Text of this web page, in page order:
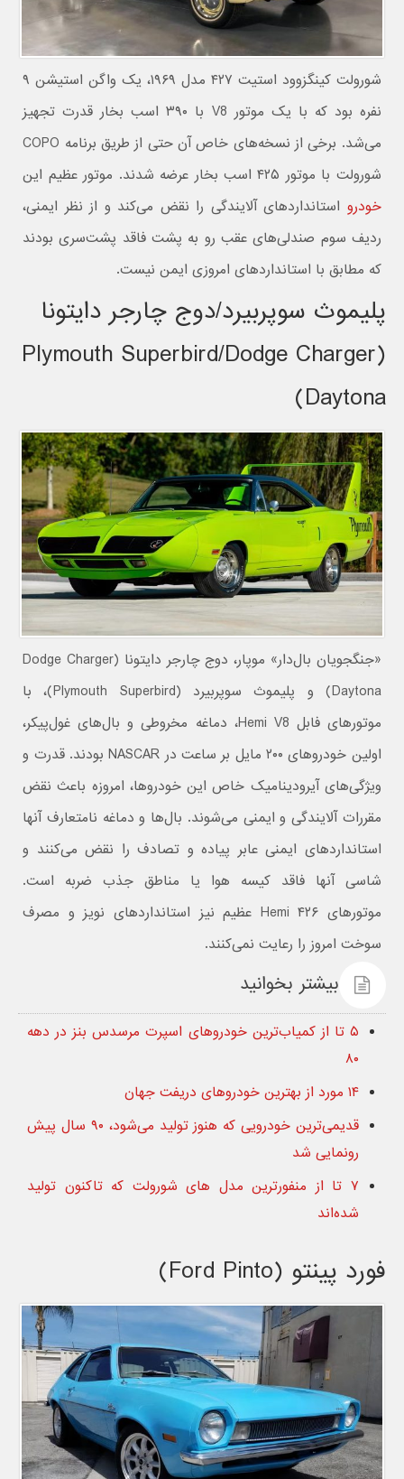
شورولت کینگزوود استیت ۴۲۷ مدل ۱۹۶۹، یک واگن استیشن ۹
نفره بود که با یک موتور V8 با ۳۹۰ اسب بخار قدرت تجهیز
می‌شد. برخی از نسخه‌های خاص آن حتی از طریق برنامه COPO
شورولت با موتور ۴۲۵ اسب بخار عرضه شدند. موتور عظیم این
خودرو استانداردهای آلایندگی را نقض می‌کند و از نظر ایمنی،
ردیف سوم صندلی‌های عقب رو به پشت فاقد پشت‌سری بودند
که مطابق با استانداردهای امروزی ایمن نیست.
پلیموث سوپربیرد/دوج چارجر دایتونا
(Plymouth Superbird/Dodge Charger
Daytona)
«جنگجویان بال‌دار» موپار، دوج چارجر دایتونا (Dodge Charger
Daytona) و پلیموث سوپربیرد (Plymouth Superbird)، با
موتورهای فابل Hemi V8، دماغه مخروطی و بال‌های غول‌پیکر،
اولین خودروهای ۲۰۰ مایل بر ساعت در NASCAR بودند. قدرت و
ویژگی‌های آیرودینامیک خاص این خودروها، امروزه باعث نقض
مقررات آلایندگی و ایمنی می‌شوند. بال‌ها و دماغه نامتعارف آنها
استانداردهای ایمنی عابر پیاده و تصادف را نقض می‌کنند و
شاسی آنها فاقد کیسه هوا یا مناطق جذب ضربه است.
موتورهای ۴۲۶ Hemi عظیم نیز استانداردهای نویز و مصرف
سوخت امروز را رعایت نمی‌کنند.
بیشتر بخوانید
۵ تا از کمیاب‌ترین خودروهای اسپرت مرسدس بنز در دهه
۸۰
۱۴ مورد از بهترین خودروهای دریفت جهان
قدیمی‌ترین خودرویی که هنوز تولید می‌شود، ۹۰ سال پیش
رونمایی شد
۷ تا از منفورترین مدل های شورولت که تاکنون تولید
شده‌اند
فورد پینتو (Ford Pinto)